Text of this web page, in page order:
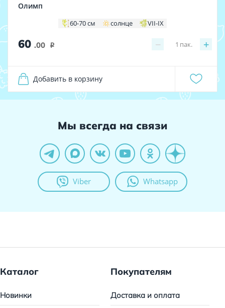
Олимп
60-70 см солнце VII-IX
60 .00 i − +
1 пак.
Добавить в корзину
Мы всегда на связи
Viber Whatsapp
Каталог
Новинки
Покупателям
Доставка и оплата